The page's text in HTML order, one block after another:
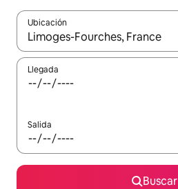
Ubicación
Cuando los resultados estén
Llegada
Salida
Buscar